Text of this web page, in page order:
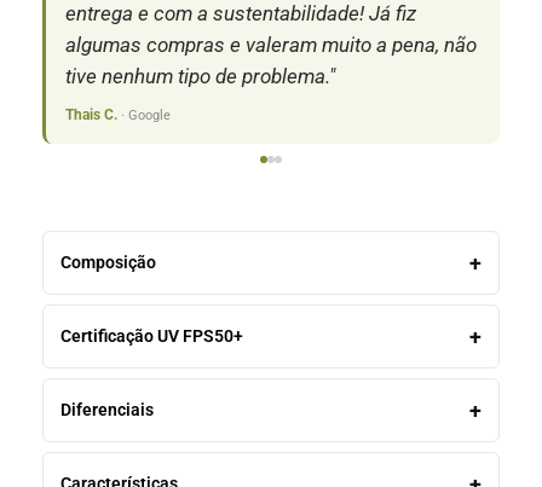
entrega e com a sustentabilidade! Já fiz
algumas compras e valeram muito a pena, não
tive nenhum tipo de problema."
Thais C. · Google
Composição
Certificação UV FPS50+
Diferenciais